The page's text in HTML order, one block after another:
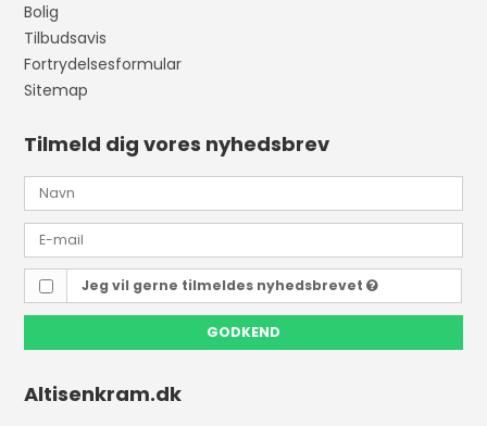
Bolig
Tilbudsavis
Fortrydelsesformular
Sitemap
Tilmeld dig vores nyhedsbrev
Jeg vil gerne tilmeldes nyhedsbrevet
GODKEND
Altisenkram.dk